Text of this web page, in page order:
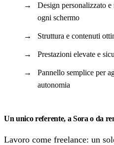
Design personalizzato e
ogni schermo
Struttura e contenuti
Prestazioni elevate e
Pannello semplice per
autonomia
Un unico referente, a Sora o da
Lavoro come freelance: un